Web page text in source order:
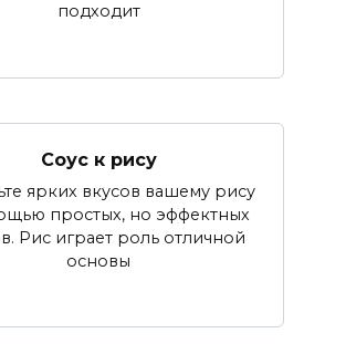
подходит
Соус к рису
ярких вкусов вашему рису
простых, но эффектных
Рис играет роль отличной
основы